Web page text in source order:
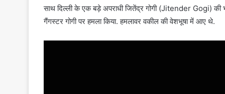
साथ दिल्ली के एक बड़े अपराधी जितेंद्र गोगी (Jitender Gogi) की
गैंगस्टर गोगी पर हमला किया. हमलावर वकील की वेशभूषा में आए थे.